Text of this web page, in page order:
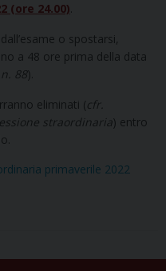
(ore 24.00).
o spostarsi,
a 48 ore prima della data
88).
eliminati (cfr.
straordinaria) entro
primaverile 2022